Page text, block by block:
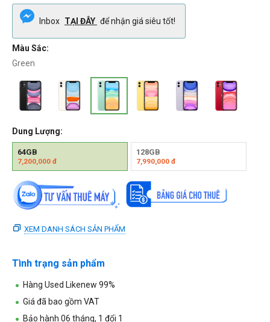
Inbox TẠI ĐÂY để nhận giá siêu tốt!
Màu Sắc:
Green
Dung Lượng:
64GB
7,200,000 đ
128GB
7,990,000đ
XEM DANH SÁCH SẢN PHẨM
Tình trạng sản phẩm
Hàng Used Likenew 99%
Giá đã bao gồm VAT
Bảo hành 06 tháng, 1 đổi 1